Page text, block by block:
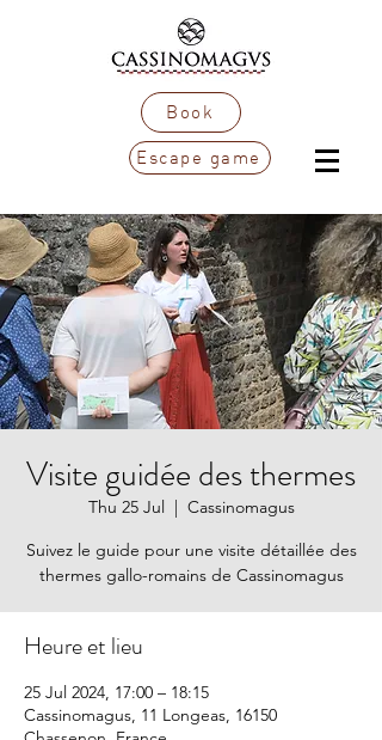
Book
Escape game
Visite guidée des thermes
Thu 25 Jul
  |
Cassinomagus
Suivez le guide pour une visite détaillée des
thermes gallo-romains de Cassinomagus
Heure et lieu
25 Jul 2024, 17:00 – 18:15
Cassinomagus, 11 Longeas, 16150